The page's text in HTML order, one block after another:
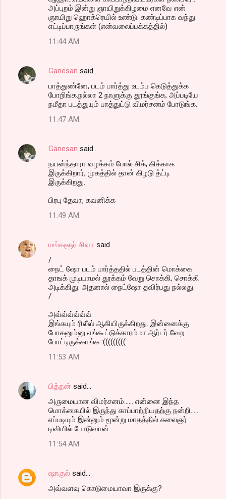
அப்புறம் இன்று ஞாயிறுக்கிழமை எனவே என்
ஞாயிறு ஹொக்ரெயில் உண்டு. கண்டிப்பாக வந்து
எட்டிப்பாருங்கள் (என்வலைப்பக்கத்தில்)
11:44 AM
Ganesan said…
பாத்துண்னே, படம் பார்த்து உடம்ப கெடுத்துக்க
போறிங்க.நல்லா 2 நாளுக்கு தூங்குங்க, அப்படியே
நமீதா படத்துயும் பாத்துட்டு விமர்சனம் போடுங்க.
11:47 AM
Ganesan said…
நயன்ந்தாரா வழக்கம் போல் சிக், கிக்காக
இருக்கிறார், முகத்தில் தான் கிழடு த்ட்டி
இருக்கிறது.
பிரபு தேவா, கவனிக்க‌
11:49 AM
மங்களூர் சிவா said…
/
நைட் ஷோ படம் பார்த்ததில் படத்தின் மொக்கை
தாஙக் முடியாமல் தூக்கம் வேறு சொக்கி, சொக்கி
அடிக்கிது. அதனால் நைட்ஷோ தவிர்பது நல்லது.
/
அவ்வ்வ்வ்வ்வ்
இங்கயும் ரிலீஸ் ஆகியிருக்கிறது. இன்னைக்கு
போகனும்னு எங்கூட்டுக்காரம்மா ஆர்டர் வேற
போட்டிருக்காங்க :(((((((((
11:53 AM
பித்தன் said…
அருமையான விமர்சனம்...... என்னை இந்த
மொக்கையில் இருந்து காப்பாற்றியதற்கு நன்றி.....
எப்படியும் இன்னும் மூன்று மாதத்தில் கலைஞர்
டிவியில் போடுவான்.....
11:54 AM
ஷாகுல் said…
அவ்வளவு கொடுமையாவா இருக்கு?